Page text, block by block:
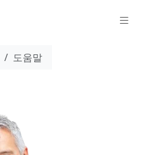
도움말